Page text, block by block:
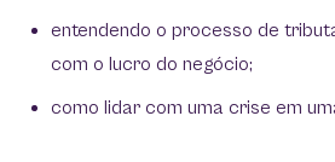
entendendo o processo de
com o lucro do negócio;
como lidar com uma crise em